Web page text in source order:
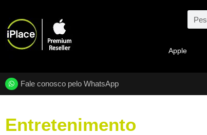
Apple
Fale conosco pelo WhatsApp
Entretenimento